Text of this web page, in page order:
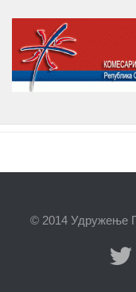
© 2014 Удружење